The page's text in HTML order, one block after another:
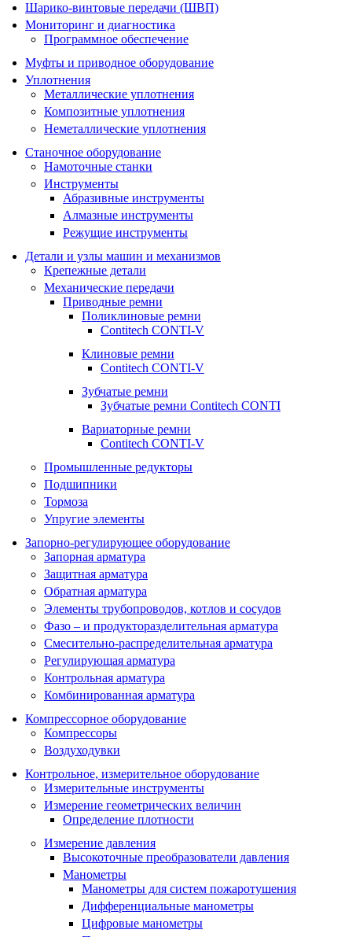
Шарико-винтовые передачи (ШВП)
Мониторинг и диагностика
Программное обеспечение
Муфты и приводное оборудование
Уплотнения
Металлические уплотнения
Композитные уплотнения
Неметаллические уплотнения
Станочное оборудование
Намоточные станки
Инструменты
Абразивные инструменты
Алмазные инструменты
Режущие инструменты
Детали и узлы машин и механизмов
Крепежные детали
Механические передачи
Приводные ремни
Поликлиновые ремни
Contitech CONTI-V
Клиновые ремни
Contitech CONTI-V
Зубчатые ремни
Зубчатые ремни Contitech CONTI
Вариаторные ремни
Contitech CONTI-V
Промышленные редукторы
Подшипники
Тормоза
Упругие элементы
Запорно-регулирующее оборудование
Запорная арматура
Защитная арматура
Обратная арматура
Элементы трубопроводов, котлов и сосудов
Фазо – и продукторазделительная арматура
Смесительно-распределительная арматура
Регулирующая арматура
Контрольная арматура
Комбинированная арматура
Компрессорное оборудование
Компрессоры
Воздуходувки
Контрольное, измерительное оборудование
Измерительные инструменты
Измерение геометрических величин
Определение плотности
Измерение давления
Высокоточные преобразователи давления
Манометры
Манометры для систем пожаротушения
Дифференциальные манометры
Цифровые манометры